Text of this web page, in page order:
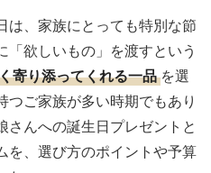
は、家族にとっても特別な節
「欲しいもの」を渡すという
寄り添ってくれる一品 を選
ご家族が多い時期でもあり
さんへの誕生日プレゼントと
を、選び方のポイントや予算